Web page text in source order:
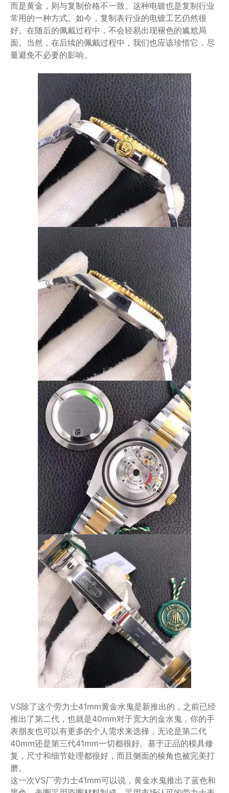
而是黄金，则与复制价格不一致。这种电镀也是复制行业
常用的一种方式。如今，复制表行业的电镀工艺仍然很
好。在随后的佩戴过程中，不会轻易出现褪色的尴尬局
面。当然，在后续的佩戴过程中，我们也应该珍惜它，尽
量避免不必要的影响。
VS除了这个劳力士41mm黄金水鬼是新推出的，之前已经
推出了第二代，也就是40mm对于宽大的金水鬼，你的手
表朋友也可以有更多的个人需求来选择，无论是第二代
40mm还是第三代41mm一切都很好。基于正品的模具修
复，尺寸和细节处理都很好，而且侧面的棱角也被完美打
磨。
这一次VS厂劳力士41mm可以说，黄金水鬼推出了蓝色和